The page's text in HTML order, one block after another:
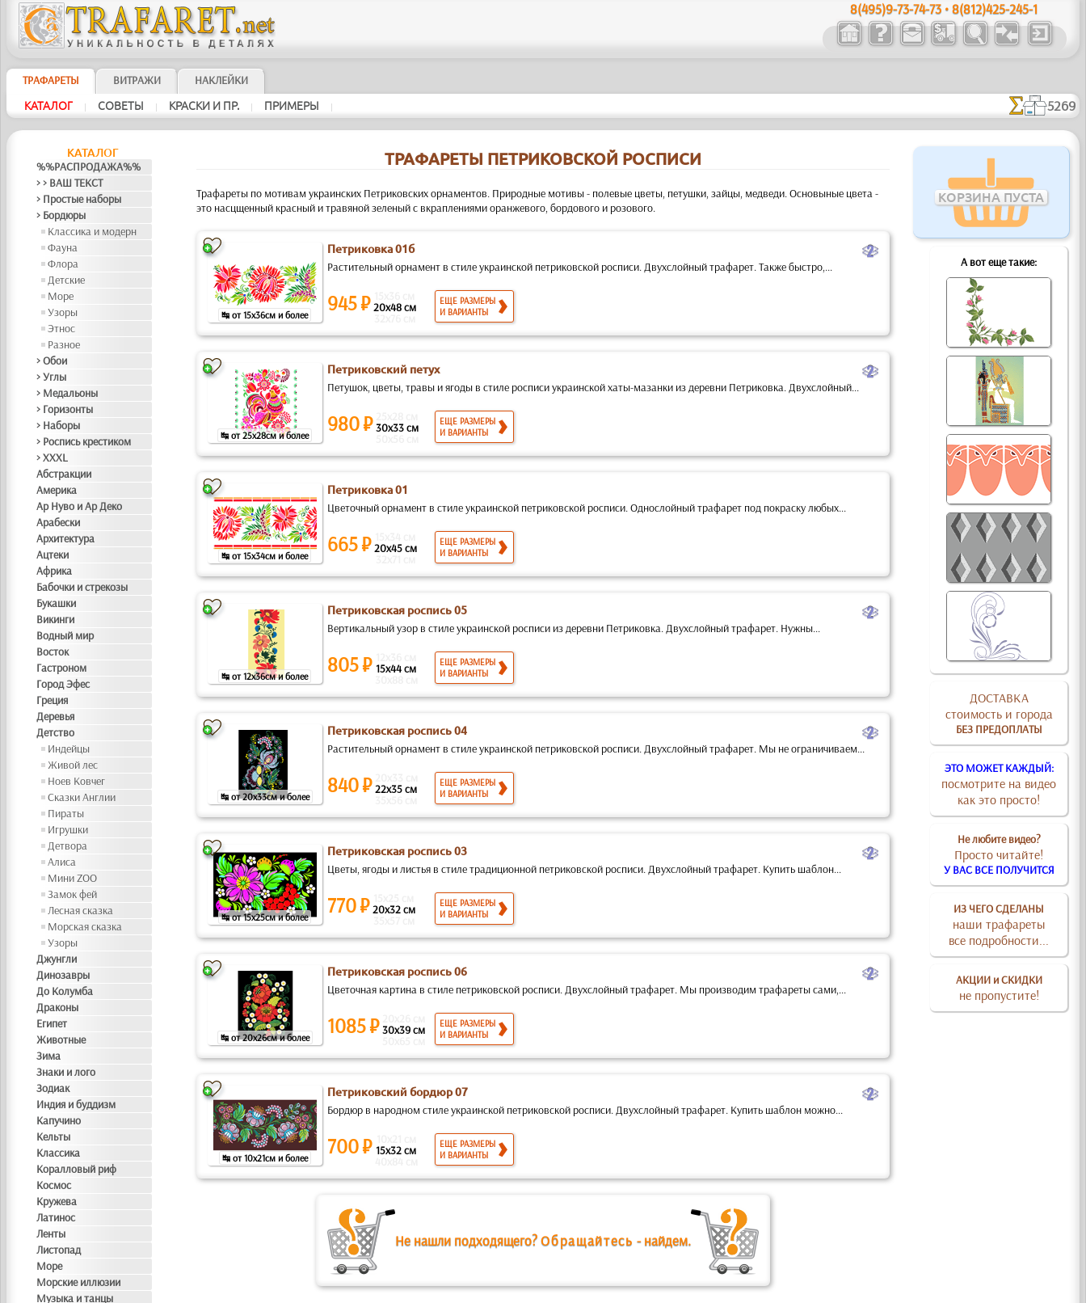
8(495)9-73-74-73 • 8(812)425-245-1
ТРАФАРЕТЫ ВИТРАЖИ НАКЛЕЙКИ
КАТАЛОГ | СОВЕТЫ | КРАСКИ И ПР. | ПРИМЕРЫ | 5269
КАТАЛОГ
%%РАСПРОДАЖА%%
> > ВАШ ТЕКСТ
> Простые наборы
> Бордюры
Классика и модерн
Фауна
Флора
Детские
Море
Узоры
Этнос
Разное
> Обои
> Углы
> Медальоны
> Горизонты
> Наборы
> Роспись крестиком
> XXXL
Абстракции
Америка
Ар Нуво и Ар Деко
Арабески
Архитектура
Ацтеки
Африка
Бабочки и стрекозы
Букашки
Викинги
Водный мир
Восток
Гастроном
Город Эфес
Греция
Деревья
Детство
Индейцы
Живой лес
Ноев Ковчег
Сказки Англии
Пираты
Игрушки
Детвора
Алиса
Мини ZOO
Замок фей
Лесная сказка
Морская сказка
Узоры
Джунгли
Динозавры
До Колумба
Драконы
Египет
Животные
Зима
Знаки и лого
Зодиак
Индия и буддизм
Капучино
Кельты
Классика
Коралловый риф
Космос
Кружева
Латинос
Ленты
Листопад
Море
Морские иллюзии
Музыка и танцы
КОРЗИНА ПУСТА
А вот еще такие:
ДОСТАВКА
стоимость и города
БЕЗ ПРЕДОПЛАТЫ
ЭТО МОЖЕТ КАЖДЫЙ:
посмотрите на видео
как это просто!
Не любите видео?
Просто читайте!
У ВАС ВСЕ ПОЛУЧИТСЯ
ИЗ ЧЕГО СДЕЛАНЫ
наши трафареты
все подробности...
АКЦИИ и СКИДКИ
не пропустите!
ТРАФАРЕТЫ ПЕТРИКОВСКОЙ РОСПИСИ
Трафареты по мотивам украинских Петриковских орнаментов. Природные мотивы - полевые цветы, петушки, зайцы, медведи. Основыные цвета -
это насцщенный красный и травяной зеленый с вкраплениями оранжевого, бордового и розового.
↹ от 15x36см и более
Петриковка 01б b
Растительный орнамент в стиле украинской петриковской росписи. Двухслойный трафарет. Также быстро,...
945 ₽20x48 см
ЕЩЕ РАЗМЕРЫ
И ВАРИАНТЫ
↹ от 25x28см и более
Петриковский петух b
Петушок, цветы, травы и ягоды в стиле росписи украинской хаты-мазанки из деревни Петриковка. Двухслойный...
980 ₽30x33 см
ЕЩЕ РАЗМЕРЫ
И ВАРИАНТЫ
↹ от 15x34см и более
Петриковка 01
Цветочный орнамент в стиле украинской петриковской росписи. Однослойный трафарет под покраску любых...
665 ₽20x45 см
ЕЩЕ РАЗМЕРЫ
И ВАРИАНТЫ
↹ от 12x36см и более
Петриковская роспись 05 b
Вертикальный узор в стиле украинской росписи из деревни Петриковка. Двухслойный трафарет. Нужны...
805 ₽ 15x44 см
ЕЩЕ РАЗМЕРЫ
И ВАРИАНТЫ
↹ от 20x33см и более
Петриковская роспись 04 b
Растительный орнамент в стиле украинской петриковской росписи. Двухслойный трафарет. Мы не ограничиваем...
840 ₽22x35 см
ЕЩЕ РАЗМЕРЫ
И ВАРИАНТЫ
↹ от 15x25см и более
Петриковская роспись 03 b
Цветы, ягоды и листья в стиле традиционной петриковской росписи. Двухслойный трафарет. Купить шаблон...
770 ₽20x32 см
ЕЩЕ РАЗМЕРЫ
И ВАРИАНТЫ
↹ от 20x26см и более
Петриковская роспись 06 b
Цветочная картина в стиле петриковской росписи. Двухслойный трафарет. Мы производим трафареты сами,...
1085 ₽30x39 см
ЕЩЕ РАЗМЕРЫ
И ВАРИАНТЫ
↹ от 10x21см и более
Петриковский бордюр 07 b
Бордюр в народном стиле украинской петриковской росписи. Двухслойный трафарет. Купить шаблон можно...
700 ₽ 15x32 см
ЕЩЕ РАЗМЕРЫ
И ВАРИАНТЫ
Не нашли подходящего?Обращайтесь - найдем.